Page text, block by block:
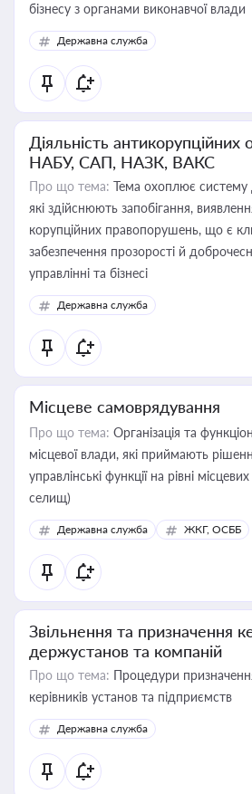
бізнесу з органами виконавчої влади
Державна служба
Діяльність антикорупційних
НАБУ, САП, НАЗК, ВАКС
Про що тема: Тема охоплює систему
які здійснюють запобігання,
корупційних правопорушень, що є
забезпечення прозорості й
управлінні та бізнесі
Державна служба
Місцеве самоврядування
Про що тема: Організація та
місцевої влади, які приймають
управлінські функції на рівні
селищ)
Державна служба ЖКГ, ОСББ
Звільнення та призначення
держустанов та компаній
Про що тема: Процедури
керівників установ та підприємств
Державна служба